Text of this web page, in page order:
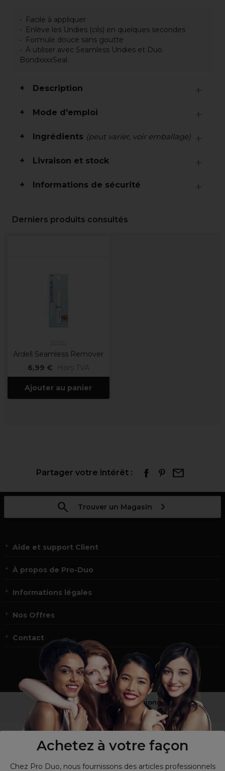
Achetez à votre façon
Chez Pro Duo, nous fournissons des articles professionnels
Facile à appliquer
Enlève les Undies (cils) en quelques secondes
Formule douce sans goutte
À utiliser avec Seamless Undies et Duo
BondxxxxSeal.
Description
Mode d'emploi
Ingrédients (peut varier, voir emballage)
Livraison et stock
Informations de sécurité
Derniers produits consultés
Ardell Seamless Remover
6,99 €
Hors TVA
Ajouter au panier
Partager votre intérêt :
Trouver un Magasin
Aide et support Client
À propos de Pro-Duo
Informations légales
Nos Offres
Contact
Vous n’êtes pas un professionnel ?
Visitez notre site pourles particuliers !